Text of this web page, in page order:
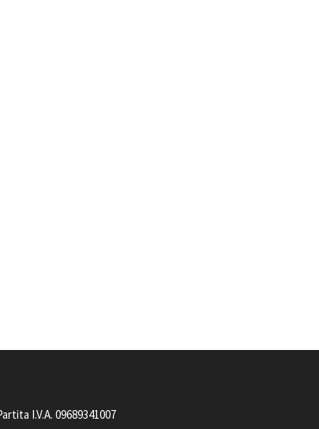
I.V.A. 09689341007